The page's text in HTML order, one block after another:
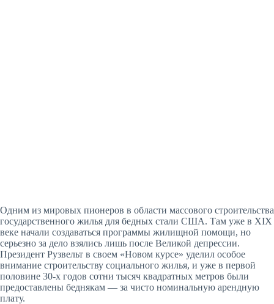
Одним из мировых пионеров в области массового строительства
государственного жилья для бедных стали США. Там уже в XIX
веке начали создаваться программы жилищной помощи, но
серьезно за дело взялись лишь после Великой депрессии.
Президент Рузвельт в своем «Новом курсе» уделил особое
внимание строительству социального жилья, и уже в первой
половине 30-х годов сотни тысяч квадратных мет­ров были
предоставлены беднякам — за чисто номинальную арендную
плату.